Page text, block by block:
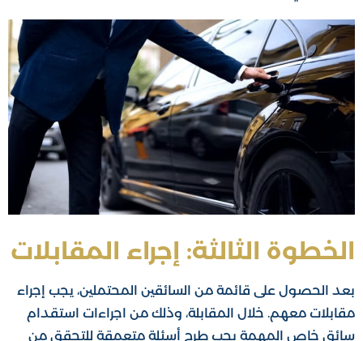
الخطوة الثالثة: إجراء المقابلات
بعد الحصول على قائمة من السائقين المحتملين، يجب إجراء
مقابلات معهم. خلال المقابلة، وذلك من اجراءات استقدام
سائق خاص المهمة يجب طرح أسئلة متعمقة للتحقق من